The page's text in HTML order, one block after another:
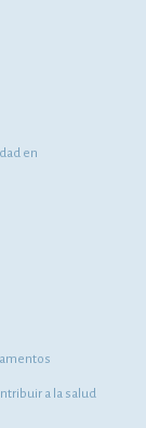
en
a la salud